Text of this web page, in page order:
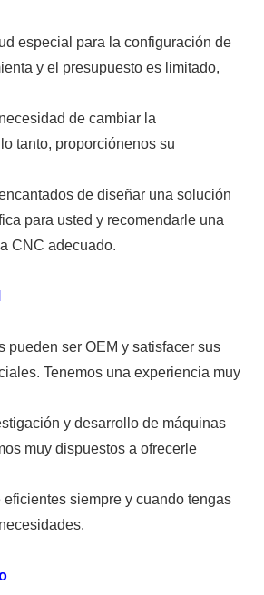
especial para la configuración de
y el presupuesto es limitado,
de cambiar la
tanto, proporciónenos su
de diseñar una solución
para usted y recomendarle una
CNC adecuado.
pueden ser OEM y satisfacer sus
Tenemos una experiencia muy
y desarrollo de máquinas
muy dispuestos a ofrecerle
eficientes siempre y cuando tengas